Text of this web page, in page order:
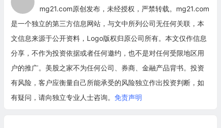
mg21.com原创发布，未经授权，严禁转载。mg21.com
是一个独立的第三方信息网站，与文中所列公司无任何关联，本
文信息来源于公开资料，Logo版权归原公司所有。本文仅作信息
分享，不作为投资依据或者任何邀约，也不是对任何受限地区用
户的推广。美股之家不为任何公司、券商、金融产品背书。投资
有风险，客户应衡量自己所能承受的风险独立作出投资判断，如
有疑问，请向独立专业人士咨询。 免责声明